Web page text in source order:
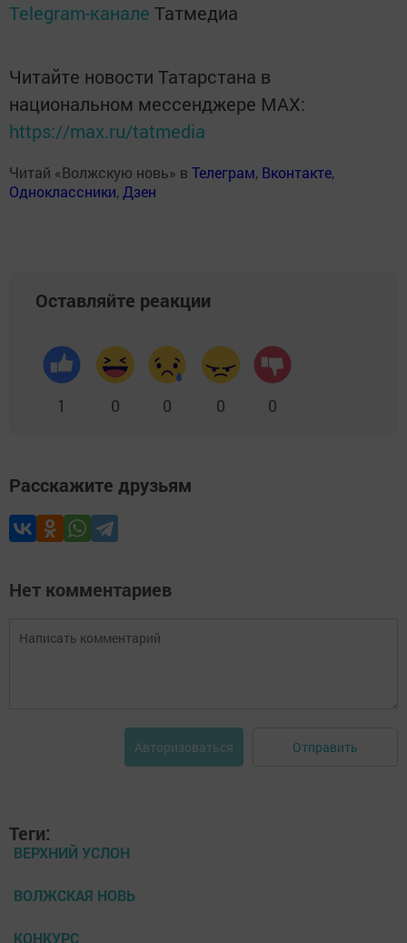
Telegram-канале Татмедиа
Читайте новости Татарстана в
национальном мессенджере MАХ:
https://max.ru/tatmedia
Читай «Волжскую новь» в Телеграм, Вконтакте,
Одноклассники,Дзен
Оставляйте реакции
1 0 0 0 0
Расскажите друзьям
Нет комментариев
Авторизоваться Отправить
Теги:
ВЕРХНИЙ УСЛОН
ВОЛЖСКАЯ НОВЬ
КОНКУРС